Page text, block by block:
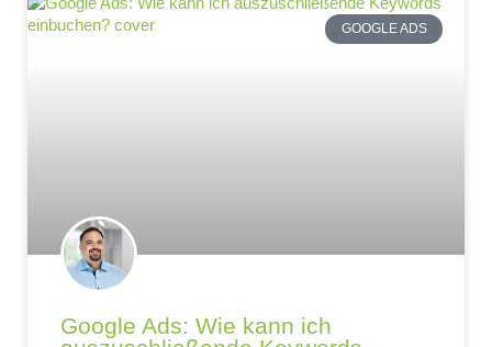
GOOGLE ADS
Google Ads: Wie kann ich